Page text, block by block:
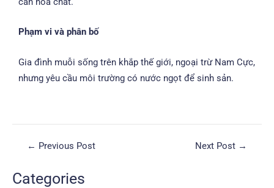
Phạm vi và phân bố
Gia đình muỗi sống trên khắp thế giới, ngoại trừ Nam Cực,
nhưng yêu cầu môi trường có nước ngọt để sinh sản.
← Previous Post Next Post →
Categories